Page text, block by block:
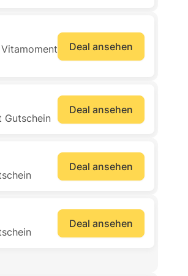
Deal ansehen
Gutschein
Deal ansehen
Deal ansehen
Deal ansehen